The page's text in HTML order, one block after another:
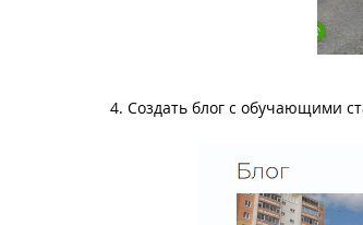
4. Создать блог с обучающими